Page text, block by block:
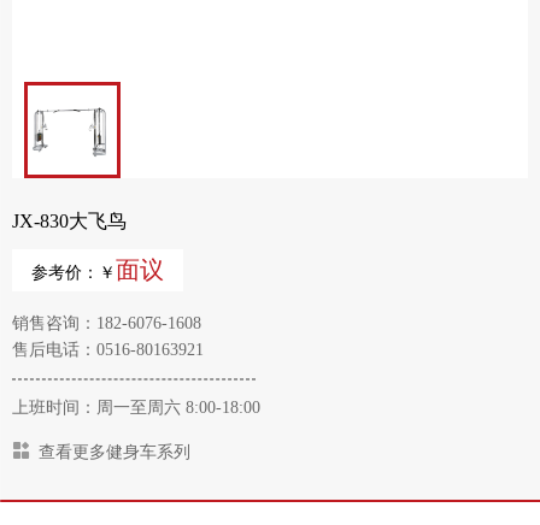
JX-830大飞鸟
参考价：￥ 面议
销售咨询：182-6076-1608
售后电话：0516-80163921
上班时间：周一至周六 8:00-18:00
查看更多健身车系列